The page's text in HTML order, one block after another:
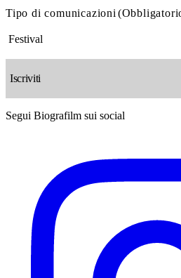
Tipo di comunicazioni
Segui Biografilm sui social